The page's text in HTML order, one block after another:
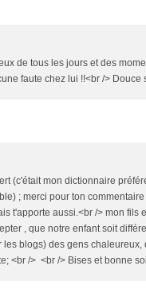
de tous les jours et des
faute chez lui !!<br /> Douce
(c'était mon dictionnaire
; merci pour ton
t'apporte aussi.<br /> mon fils
, que notre enfant soit
blogs) des gens chaleureux,
<br /> <br /> Bises et bonne